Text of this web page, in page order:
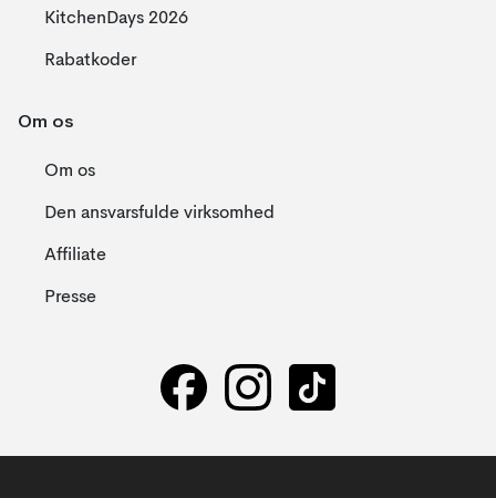
KitchenDays 2026
Rabatkoder
Om os
Om os
Den ansvarsfulde virksomhed
Affiliate
Presse